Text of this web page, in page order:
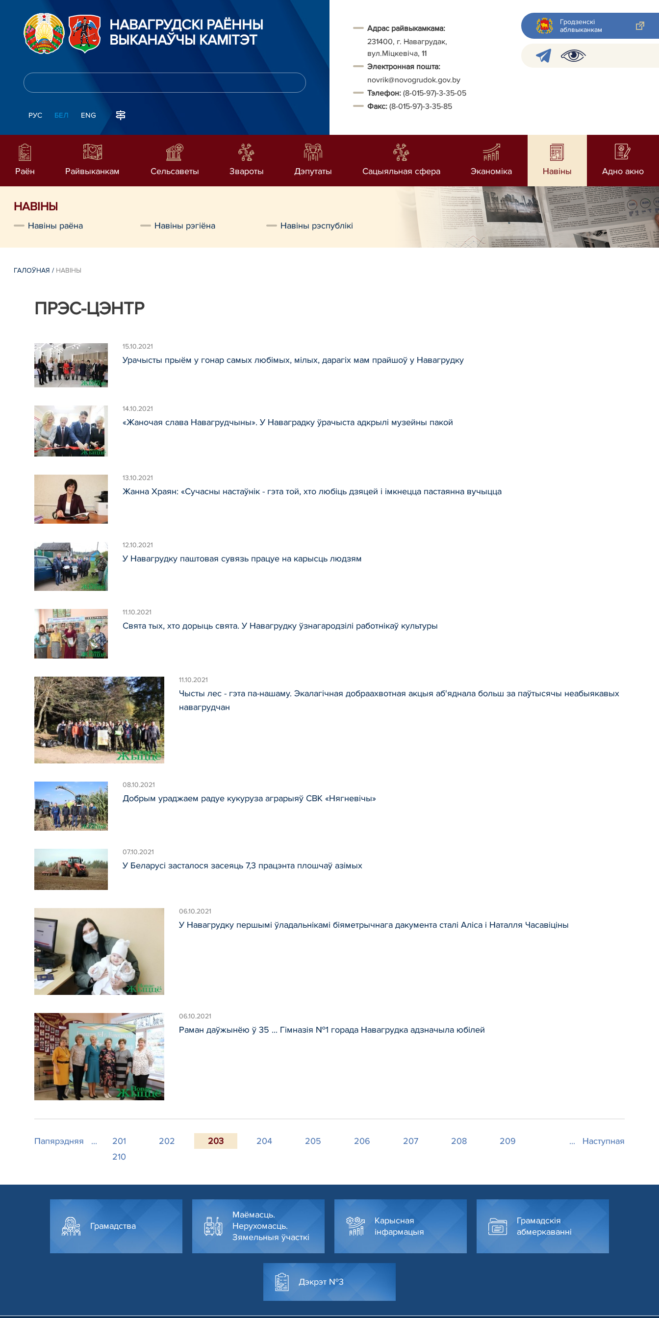
НАВАГРУДСКІ РАЁННЫ
ВЫКАНАЎЧЫ КАМІТЭТ
РУС БЕЛ ENG
Адрас райвыкамкама:
231400, г. Навагрудак,
вул.Міцкевіча, 11
Электронная пошта:
novrik@novogrudok.gov.by
Тэлефон: (8-015-97)-3-35-05
Факс: (8-015-97)-3-35-85
Гродзенскі
аблвыканкам
Раён Райвыканкам Сельсаветы Звароты Дэпутаты Сацыяльная сфера Эканоміка Навiны Адно акно
НАВIНЫ
Навiны раёна Навiны рэгiёна Навiны рэспублiкi
ГАЛОЎНАЯ / НАВIНЫ
ПРЭС-ЦЭНТР
15.10.2021
Урачысты прыём у гонар самых любімых, мілых, дарагіх мам прайшоў у Навагрудку
14.10.2021
«Жаночая слава Навагрудчыны». У Наваградку ўрачыста адкрылі музейны пакой
13.10.2021
Жанна Храян: «Сучасны настаўнік - гэта той, хто любіць дзяцей і імкнецца пастаянна вучыцца
12.10.2021
У Навагрудку паштовая сувязь працуе на карысць людзям
11.10.2021
Свята тых, хто дорыць свята. У Навагрудку ўзнагародзілі работнікаў культуры
11.10.2021
Чысты лес - гэта па-нашаму. Экалагічная добраахвотная акцыя аб'яднала больш за паўтысячы неабыякавых
навагрудчан
08.10.2021
Добрым ураджаем радуе кукуруза аграрыяў СВК «Нягневічы»
07.10.2021
У Беларусі засталося засеяць 7,3 працэнта плошчаў азімых
06.10.2021
У Навагрудку першымі ўладальнікамі біяметрычнага дакумента сталі Аліса і Наталля Часавіціны
06.10.2021
Раман даўжынёю ў 35 ... Гімназія №1 горада Навагрудка адзначыла юбілей
Папярэдняя ... 201 202 203 204 205 206 207 208
209
210
... Наступная
Грамадства
Маёмасць.
Нерухомасць.
Зямельныя ўчасткі
Карысная
інфармацыя
Грамадскія
абмеркаванні
Дэкрэт №3